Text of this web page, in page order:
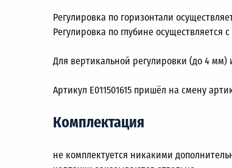
Регулировка по горизонтали
Регулировка по глубине
Для вертикальной регулировки (до 4
Артикул E011501615 пришёл на смену
Комплектация
не комплектуется никакими